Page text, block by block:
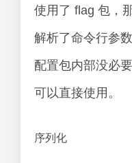
使用了 flag 包，
解析了命令行参
配置包内部没必
可以直接使用。
序列化